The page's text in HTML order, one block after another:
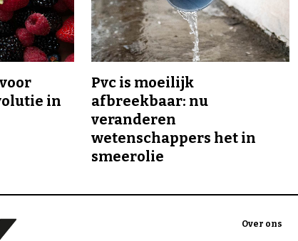
in
Pvc is moeilijk
afbreekbaar: nu
veranderen
wetenschappers het in
smeerolie
Over ons